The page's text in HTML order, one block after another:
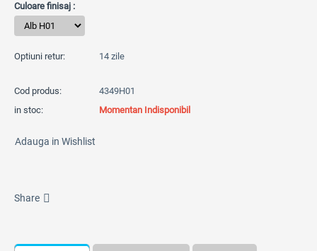
Culoare finisaj :
Optiuni retur: 14 zile
Cod produs:
4349H01
in stoc:
Momentan Indisponibil
Adauga in Wishlist
Share